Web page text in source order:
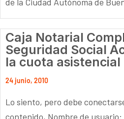
Caja Notarial
Seguridad Social
la cuota asistencial
24 junio, 2010
Lo siento, pero debe
contenido, Nombre de